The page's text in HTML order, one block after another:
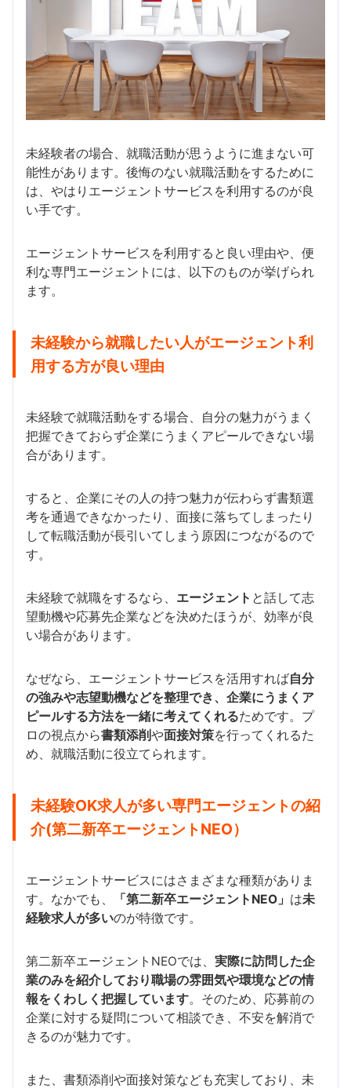
未経験者の場合、就職活動が思うように進まない可
能性があります。後悔のない就職活動をするために
は、やはりエージェントサービスを利用するのが良
い手です。
エージェントサービスを利用すると良い理由や、便
利な専門エージェントには、以下のものが挙げられ
ます。
未経験から就職したい人がエージェント利
用する方が良い理由
未経験で就職活動をする場合、自分の魅力がうまく
把握できておらず企業にうまくアピールできない場
合があります。
すると、企業にその人の持つ魅力が伝わらず書類選
考を通過できなかったり、面接に落ちてしまったり
して転職活動が長引いてしまう原因につながるので
す。
未経験で就職をするなら、 エージェント と話して志
望動機や応募先企業などを決めたほうが、効率が良
い場合があります。
なぜなら、エージェントサービスを活用すれば自分
の強みや志望動機などを整理でき、企業にうまくア
ピールする方法を一緒に考えてくれるためです。プ
ロの視点から書類添削や面接対策を行ってくれるた
め、就職活動に役立てられます。
未経験OK求人が多い専門エージェントの紹
介(第二新卒エージェントNEO）
エージェントサービスにはさまざまな種類がありま
す。なかでも、
「第二新卒エージェントNEO」 は未
経験求人が多いのが特徴です。
第二新卒エージェントNEOでは、 実際に訪問した企
業のみを紹介しており職場の雰囲気や環境などの情
報をくわしく把握しています。そのため、応募前の
企業に対する疑問について相談でき、不安を解消で
きるのが魅力です。
また、書類添削や面接対策なども充実しており、未